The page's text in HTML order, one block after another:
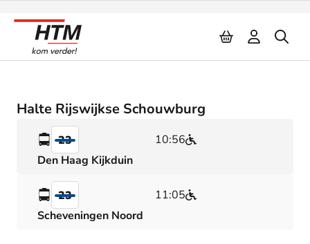
Halte Rijswijkse Schouwburg
23
10:56
Den Haag Kijkduin
23
11:05
Scheveningen Noord